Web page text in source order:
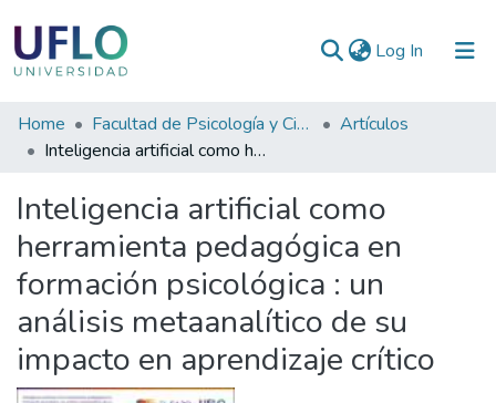
Log In (current)
Communities
&
All of RIUFLO
Statistics
Home Facultad de Psicología y Ciencias Sociales
Artículos
Inteligencia artificial como herramienta pedagógica en formación psicológica : un análisis metaanalítico de su impacto en aprendizaje crítico
Inteligencia artificial como
herramienta pedagógica en
formación psicológica : un
análisis metaanalítico de su
impacto en aprendizaje crítico